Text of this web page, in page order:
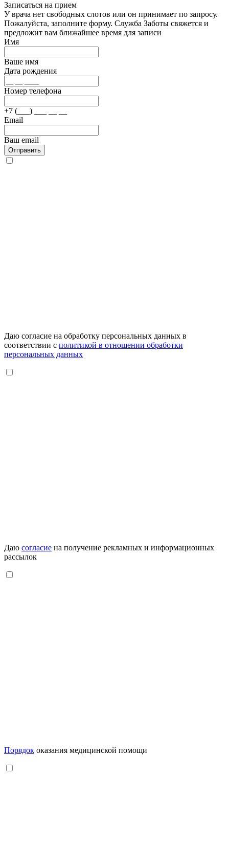
Записаться на прием
У врача нет свободных слотов или он принимает по запросу.
Пожалуйста, заполните форму. Служба Заботы свяжется и
предложит вам ближайшее время для записи
Имя
Ваше имя
Дата рождения
Номер телефона
+7 (___) ___ __ __
Email
Ваш email
Отправить
Даю согласие на обработку персональных данных в
соответствии с политикой в отношении обработки
персональных данных
Даю согласие на получение рекламных и информационных
рассылок
Порядок оказания медицинской помощи